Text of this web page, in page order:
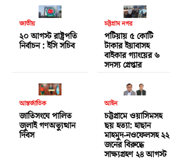
জাতীয়
২০ আগস্ট রাষ্ট্রপতি
নির্বাচন : ইসি সচিব
চট্টগ্রাম নগর
পটিয়ায় ৫ কোটি
টাকার ইয়াবাসহ
বাইকার গ্যাংয়ের ৬
সদস্য গ্রেপ্তার
আন্তর্জাতিক
জাতিসংঘে পালিত
জুলাই গণঅভ্যুত্থান
দিবস
আইন
চট্টগ্রামে ওয়াসিমসহ
ছয় হত্যা: হাছান
মাহমুদ-নওফেলসহ ২২
জনের বিরুদ্ধে
সাক্ষ্যগ্রহণ ২৪ আগস্ট